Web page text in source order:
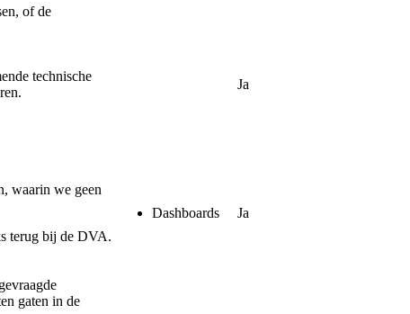
of de
technische
Ja
waarin we geen
terug bij de DVA.
Dashboards Ja
gaten in de